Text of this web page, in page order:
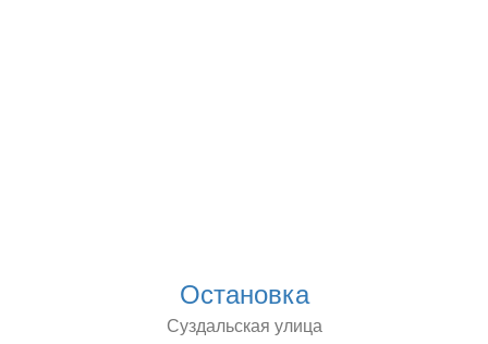
Остановка
Суздальская улица